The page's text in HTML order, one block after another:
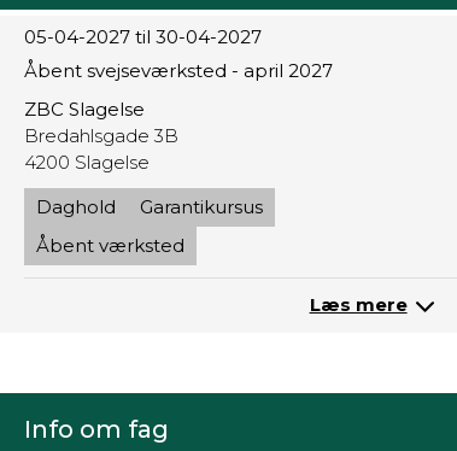
05-04-2027 til 30-04-2027
Åbent svejseværksted - april 2027
ZBC Slagelse
Bredahlsgade 3B
4200 Slagelse
Daghold
Garantikursus
Åbent værksted
Læs mere
Info om fag